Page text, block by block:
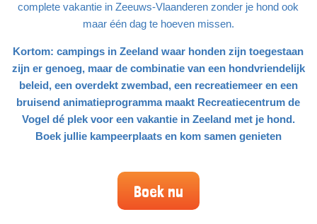
complete vakantie in Zeeuws-Vlaanderen zonder je hond ook
maar één dag te hoeven missen.
Kortom: campings in Zeeland waar honden zijn toegestaan
zijn er genoeg, maar de combinatie van een hondvriendelijk
beleid, een overdekt zwembad, een recreatiemeer en een
bruisend animatieprogramma maakt Recreatiecentrum de
Vogel dé plek voor een vakantie in Zeeland met je hond.
Boek jullie kampeerplaats en kom samen genieten
Boek nu